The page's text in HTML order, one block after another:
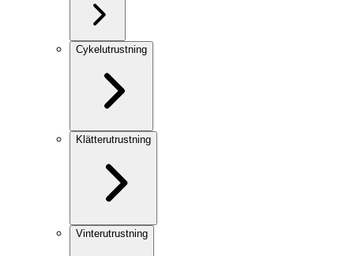
Cykelutrustning
Klätterutrustning
Vinterutrustning